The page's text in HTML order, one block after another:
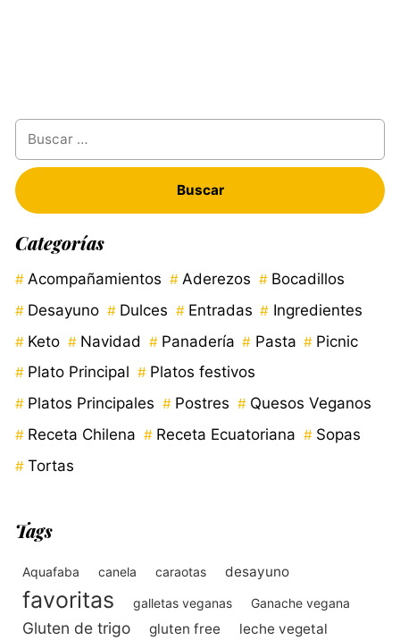
Buscar:
Categorías
Acompañamientos Aderezos
Bocadillos
Desayuno
Dulces Entradas
Ingredientes
Keto
Navidad Panadería Pasta
Picnic
Plato Principal
Platos festivos
Platos Principales
Postres
Quesos Veganos
Receta Chilena
Receta Ecuatoriana
Sopas
Tortas
Tags
Aquafaba canela caraotas desayuno
favoritas galletas veganas Ganache vegana
Gluten de trigo gluten free leche vegetal